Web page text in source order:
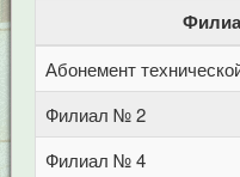
Абонемент
Филиал № 2
Филиал № 4